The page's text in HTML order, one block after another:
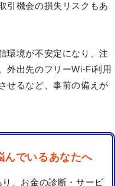
引機会の損失リスクもあ
環境が不安定になり、注
外出先のフリーWi-Fi利用
せるなど、事前の備えが
んでいるあなたへ
、お金の診断・サービ